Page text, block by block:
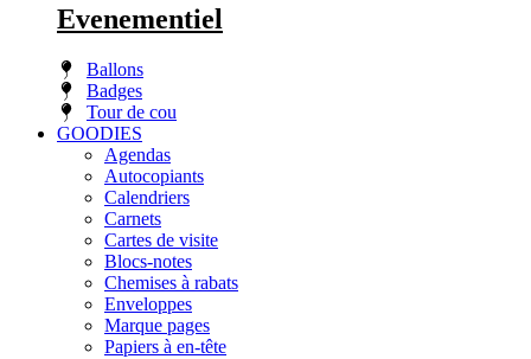
Evenementiel
Ballons
Badges
Tour de cou
GOODIES
Agendas
Autocopiants
Calendriers
Carnets
Cartes de visite
Blocs-notes
Chemises à rabats
Enveloppes
Marque pages
Papiers à en-tête